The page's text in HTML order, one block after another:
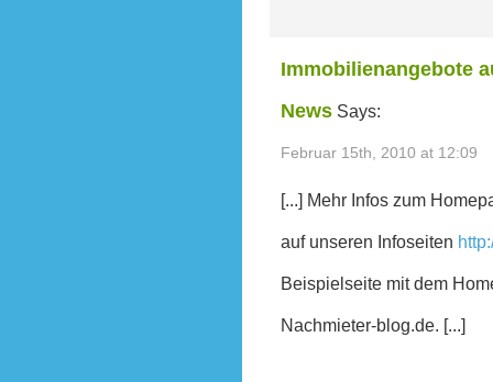
Immobilienangebote
News Says:
Februar 15th, 2010 at 12:09
[...] Mehr Infos zum
auf unseren Infoseiten
Beispielseite mit dem
Nachmieter-blog.de. [...]